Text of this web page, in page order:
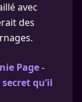
avec
des
Page -
qu’il